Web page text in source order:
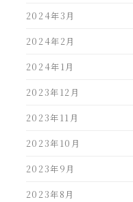
2024年3月
2024年2月
2024年1月
2023年12月
2023年11月
2023年10月
2023年9月
2023年8月